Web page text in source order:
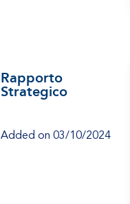
Rapporto
Strategico
Added on 03/10/2024